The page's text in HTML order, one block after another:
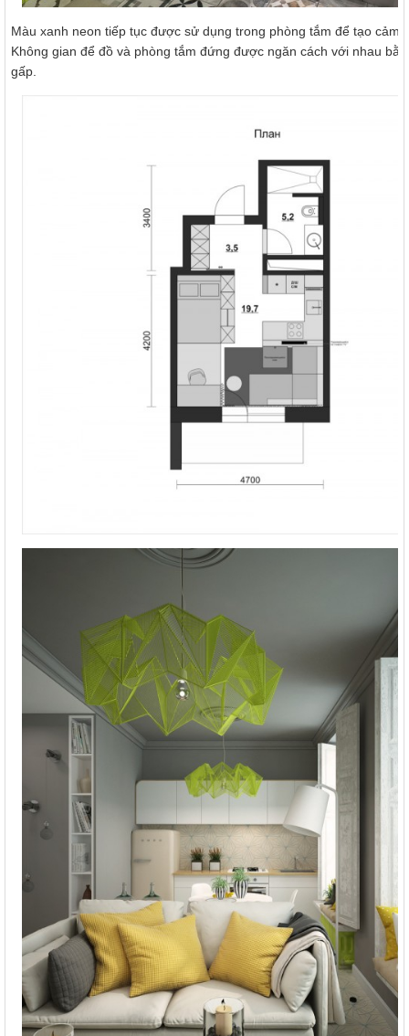
Màu xanh neon tiếp tục được sử dụng trong phòng tắm để tạo cảm
Không gian để đồ và phòng tắm đứng được ngăn cách với nhau
gấp.